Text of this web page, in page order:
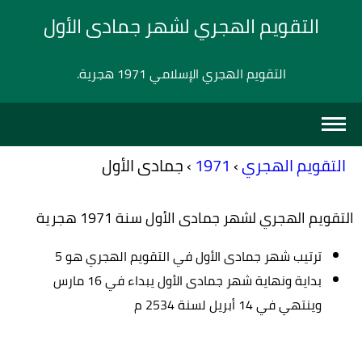
التقويم الهجري لشهر جمادى الأول
التقويم الهجري الإسلامي 1971 هجرية.
التقويم الهجري›
1971
›جمادى الأول
التقويم الهجري لشهر جمادى الأول سنة 1971 هجرية
ترتيب شهر جمادى الأول في التقويم الهجري هو 5
بداية ونهاية شهر جمادى الأول يبداء في 16 مارس
وينتهي في 14 أبريل لسنة 2534 م